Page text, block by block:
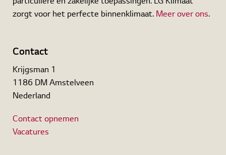
zorgt voor het perfecte binnenklimaat. Meer over ons.
Contact
Krijgsman 1
1186 DM Amstelveen
Nederland
Contact opnemen
Vacatures